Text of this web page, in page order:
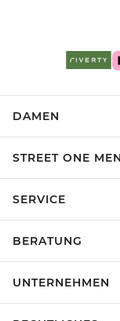
DAMEN
STREET ONE MEN
SERVICE
BERATUNG
UNTERNEHMEN